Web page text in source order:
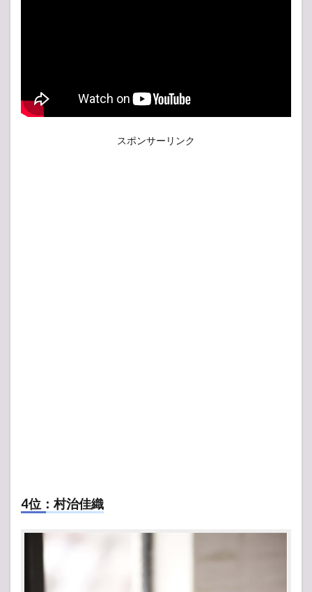
スポンサーリンク
4位：村治佳織